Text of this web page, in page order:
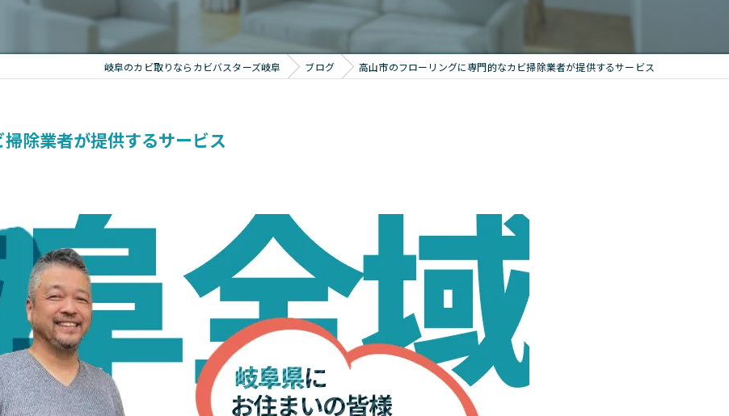
岐阜のカビ取りならカビバスターズ岐阜 ブログ 高山市のフローリングに専門的なカビ掃除業者が提供するサービス
除業者が提供するサービス